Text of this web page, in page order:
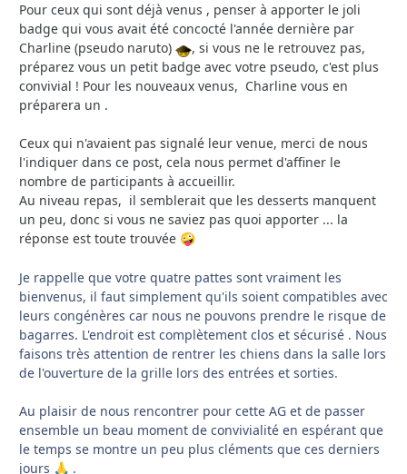
Pour ceux qui sont déjà venus , penser à apporter le joli
badge qui vous avait été concocté l'année dernière par
Charline (pseudo naruto)
, si vous ne le retrouvez pas,
préparez vous un petit badge avec votre pseudo, c'est plus
convivial ! Pour les nouveaux venus, Charline vous en
préparera un .
Ceux qui n'avaient pas signalé leur venue, merci de nous
l'indiquer dans ce post, cela nous permet d'affiner le
nombre de participants à accueillir.
Au niveau repas, il semblerait que les desserts manquent
un peu, donc si vous ne saviez pas quoi apporter ... la
réponse est toute trouvée 🤪
Je rappelle que votre quatre pattes sont vraiment les
bienvenus, il faut simplement qu'ils soient compatibles avec
leurs congénères car nous ne pouvons prendre le risque de
bagarres. L'endroit est complètement clos et sécurisé . Nous
faisons très attention de rentrer les chiens dans la salle lors
de l'ouverture de la grille lors des entrées et sorties.
Au plaisir de nous rencontrer pour cette AG et de passer
ensemble un beau moment de convivialité en espérant que
le temps se montre un peu plus cléments que ces derniers
jours 🙏 .